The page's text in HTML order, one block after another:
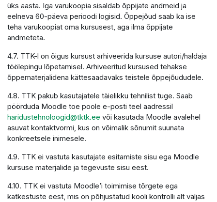
üks aasta. Iga varukoopia sisaldab õppijate andmeid ja
eelneva 60-päeva perioodi logisid. Õppejõud saab ka ise
teha varukoopiat oma kursusest, aga ilma õppijate
andmeteta.
4.7. TTK-l on õigus kursust arhiveerida kursuse autori/haldaja
töölepingu lõpetamisel. Arhiveeritud kursused tehakse
õppematerjalidena kättesaadavaks teistele õppejõududele.
4.8. TTK pakub kasutajatele täielikku tehnilist tuge. Saab
pöörduda Moodle toe poole e-posti teel aadressil
haridustehnoloogid@tktk.ee või kasutada Moodle avalehel
asuvat kontaktvormi, kus on võimalik sõnumit suunata
konkreetsele inimesele.
4.9. TTK ei vastuta kasutajate esitamiste sisu ega Moodle
kursuse materjalide ja tegevuste sisu eest.
4.10. TTK ei vastuta Moodle’i toimimise tõrgete ega
katkestuste eest, mis on põhjustatud kooli kontrolli alt väljas